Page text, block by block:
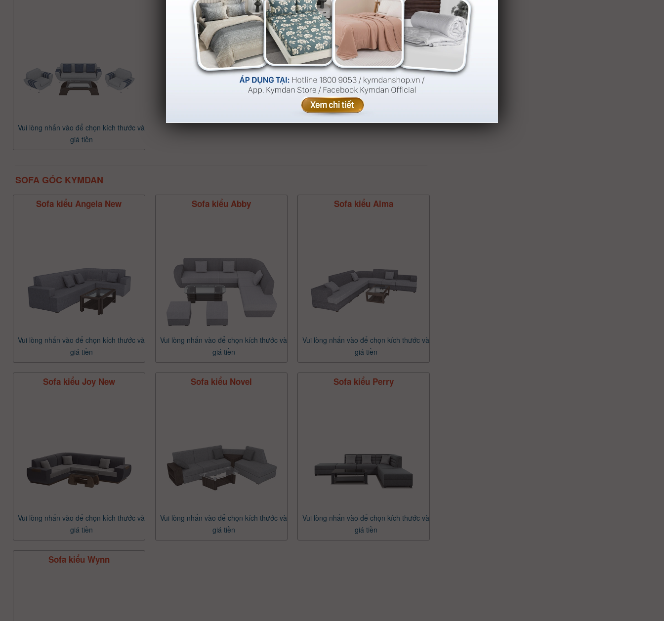
Vui lòng nhấn vào để chọn kích thước và
giá tiền
SOFA GÓC KYMDAN
Sofa kiểu Angela New
Vui lòng nhấn vào để chọn kích thước và
giá tiền
Sofa kiểu Abby
Vui lòng nhấn vào để chọn kích thước và
giá tiền
Sofa kiểu Alma
Vui lòng nhấn vào để chọn kích thước và
giá tiền
Sofa kiểu Joy New
Vui lòng nhấn vào để chọn kích thước và
giá tiền
Sofa kiểu Novel
Vui lòng nhấn vào để chọn kích thước và
giá tiền
Sofa kiểu Perry
Vui lòng nhấn vào để chọn kích thước và
giá tiền
Sofa kiểu Wynn